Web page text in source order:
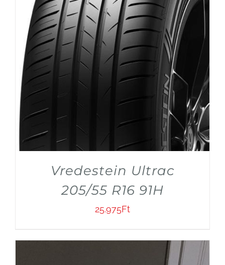
Vredestein Ultrac
205/55 R16 91H
25.975Ft